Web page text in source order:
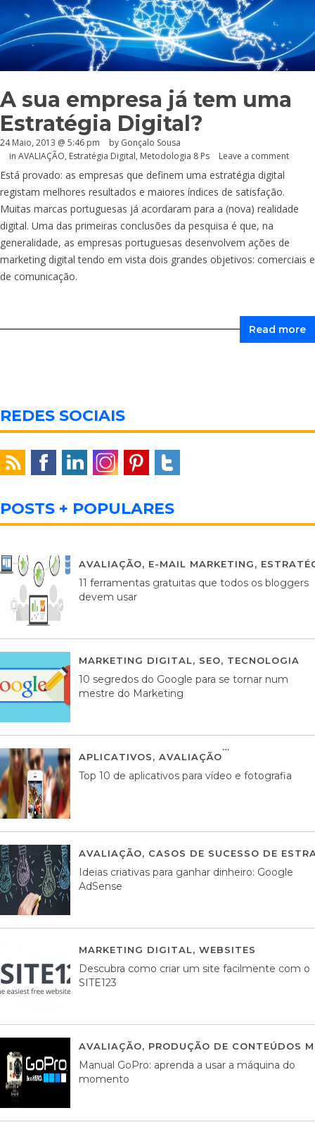
A sua empresa já tem uma
Estratégia Digital?
24 Maio, 2013 @ 5:46 pm by Gonçalo Sousa
in AVALIAÇÃO, Estratégia Digital, Metodologia 8 Ps Leave a comment
Está provado: as empresas que definem uma estratégia digital
registam melhores resultados e maiores índices de satisfação.
Muitas marcas portuguesas já acordaram para a (nova) realidade
digital. Uma das primeiras conclusões da pesquisa é que, na
generalidade, as empresas portuguesas desenvolvem ações de
marketing digital tendo em vista dois grandes objetivos: comerciais e
de comunicação.
Read more
REDES SOCIAIS
POSTS + POPULARES
AVALIAÇÃO, E-MAIL MARKETING,
11 ferramentas gratuitas que todos os bloggers
devem usar
MARKETING DIGITAL, SEO, TECNOLOGIA
10 segredos do Google para se tornar num
mestre do Marketing
APLICATIVOS, AVALIAÇÃO
Top 10 de aplicativos para vídeo e fotografia
AVALIAÇÃO, CASOS DE SUCESSO DE
Ideias criativas para ganhar dinheiro: Google
AdSense
MARKETING DIGITAL, WEBSITES
Descubra como criar um site facilmente com o
SITE123
AVALIAÇÃO, PRODUÇÃO DE CONTEÚDOS
Manual GoPro: aprenda a usar a máquina do
momento